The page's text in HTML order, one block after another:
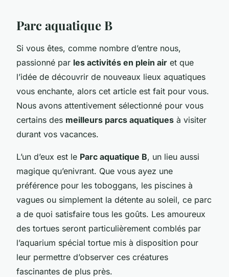
Parc aquatique B
Si vous êtes, comme nombre d’entre nous,
passionné par les activités en plein air et que
l’idée de découvrir de nouveaux lieux aquatiques
vous enchante, alors cet article est fait pour vous.
Nous avons attentivement sélectionné pour vous
certains des meilleurs parcs aquatiques à visiter
durant vos vacances.
L’un d’eux est le Parc aquatique B, un lieu aussi
magique qu’enivrant. Que vous ayez une
préférence pour les toboggans, les piscines à
vagues ou simplement la détente au soleil, ce parc
a de quoi satisfaire tous les goûts. Les amoureux
des tortues seront particulièrement comblés par
l’aquarium spécial tortue mis à disposition pour
leur permettre d’observer ces créatures
fascinantes de plus près.